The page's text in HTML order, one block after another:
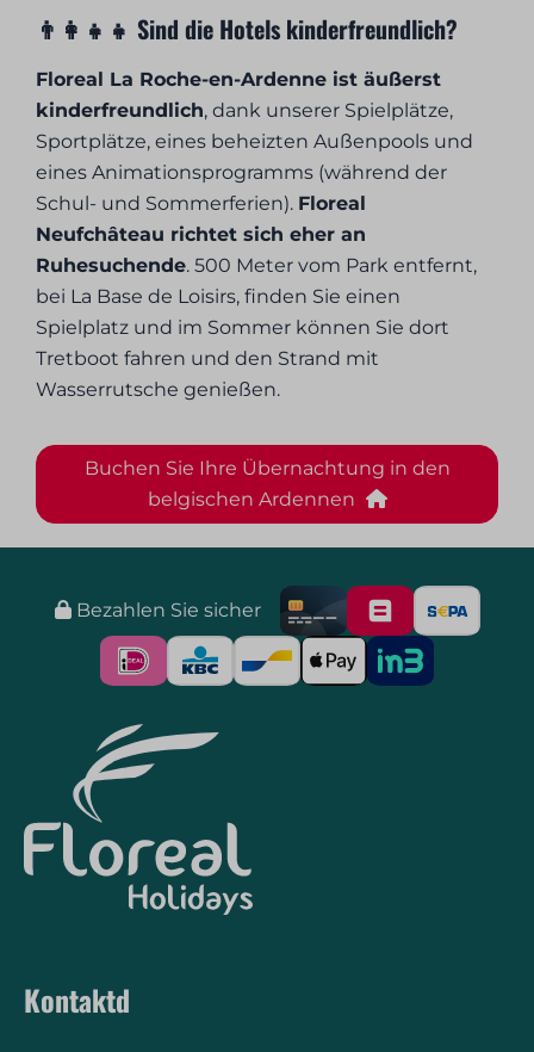
👨‍👩‍👧‍👧 Sind die Hotels kinderfreundlich?
Floreal La Roche-en-Ardenne ist äußerst
kinderfreundlich, dank unserer Spielplätze,
Sportplätze, eines beheizten Außenpools und
eines Animationsprogramms (während der
Schul- und Sommerferien). Floreal
Neufchâteau richtet sich eher an
Ruhesuchende. 500 Meter vom Park entfernt,
bei La Base de Loisirs, finden Sie einen
Spielplatz und im Sommer können Sie dort
Tretboot fahren und den Strand mit
Wasserrutsche genießen.
Buchen Sie Ihre Übernachtung in den
belgischen Ardennen
Bezahlen Sie sicher
Kontaktd